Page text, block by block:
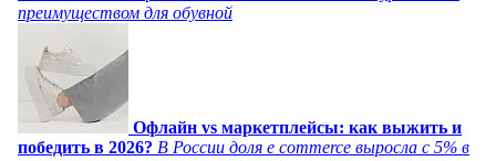
преимуществом для обувной
Офлайн vs маркетплейсы: как выжить и
победить в 2026? В России доля e commerce выросла с 5% в